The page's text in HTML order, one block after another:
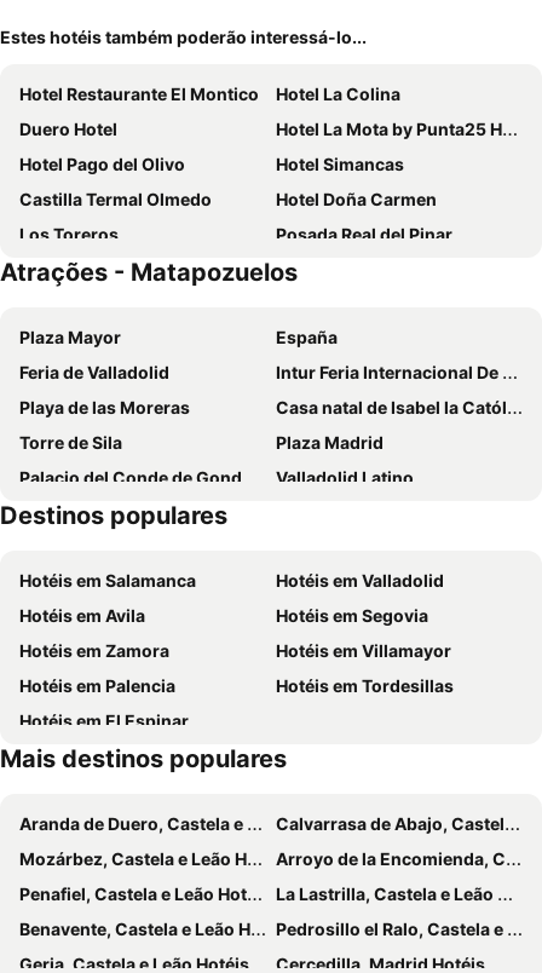
Estes hotéis também poderão interessá-lo...
Hotel Restaurante El Montico
Hotel La Colina
Duero Hotel
Hotel La Mota by Punta25 Hotels Group
Hotel Pago del Olivo
Hotel Simancas
Castilla Termal Olmedo
Hotel Doña Carmen
Los Toreros
Posada Real del Pinar
Hotel Reina Isabel
Hostal Puerta La Villa
La Posada de las Esencias
San Roque
Atrações - Matapozuelos
Plaza Mayor
España
Feria de Valladolid
Intur Feria Internacional De Turismo De Interior
Playa de las Moreras
Casa natal de Isabel la Católica
Torre de Sila
Plaza Madrid
Palacio del Conde de Gondomar o Casa del Sol
Valladolid Latino
Castelo da Mota
Auditorio Miguel Delibes
Estación de Ferrocarril
Puente Duero
San Antolin
Casa Blanca
Antiguo Hospital General de Simón Ruiz
Parque temático del Mudéjar
Polideportivo Pisuerga
Casa Museo de Colón
La Malvasía
La Overuela
Destinos populares
Hotéis em Salamanca
Hotéis em Valladolid
Hotéis em Avila
Hotéis em Segovia
Hotéis em Zamora
Hotéis em Villamayor
Hotéis em Palencia
Hotéis em Tordesillas
Hotéis em El Espinar
Mais destinos populares
Aranda de Duero, Castela e Leão Hotéis
Calvarrasa de Abajo, Castela e Leão Hotéis
Mozárbez, Castela e Leão Hotéis
Arroyo de la Encomienda, Castela e Leão Hotéis
Penafiel, Castela e Leão Hotéis
La Lastrilla, Castela e Leão Hotéis
Benavente, Castela e Leão Hotéis
Pedrosillo el Ralo, Castela e Leão Hotéis
Geria, Castela e Leão Hotéis
Cercedilla, Madrid Hotéis